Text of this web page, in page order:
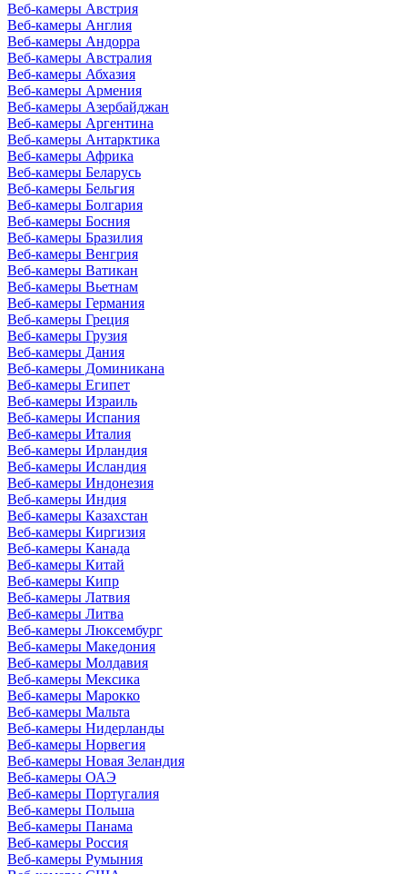
Веб-камеры Австрия
Веб-камеры Англия
Веб-камеры Андорра
Веб-камеры Австралия
Веб-камеры Абхазия
Веб-камеры Армения
Веб-камеры Азербайджан
Веб-камеры Аргентина
Веб-камеры Антарктика
Веб-камеры Африка
Веб-камеры Беларусь
Веб-камеры Бельгия
Веб-камеры Болгария
Веб-камеры Босния
Веб-камеры Бразилия
Веб-камеры Венгрия
Веб-камеры Ватикан
Веб-камеры Вьетнам
Веб-камеры Германия
Веб-камеры Греция
Веб-камеры Грузия
Веб-камеры Дания
Веб-камеры Доминикана
Веб-камеры Египет
Веб-камеры Израиль
Веб-камеры Испания
Веб-камеры Италия
Веб-камеры Ирландия
Веб-камеры Исландия
Веб-камеры Индонезия
Веб-камеры Индия
Веб-камеры Казахстан
Веб-камеры Киргизия
Веб-камеры Канада
Веб-камеры Китай
Веб-камеры Кипр
Веб-камеры Латвия
Веб-камеры Литва
Веб-камеры Люксембург
Веб-камеры Македония
Веб-камеры Молдавия
Веб-камеры Мексика
Веб-камеры Марокко
Веб-камеры Мальта
Веб-камеры Нидерланды
Веб-камеры Норвегия
Веб-камеры Новая Зеландия
Веб-камеры ОАЭ
Веб-камеры Португалия
Веб-камеры Польша
Веб-камеры Панама
Веб-камеры Россия
Веб-камеры Румыния